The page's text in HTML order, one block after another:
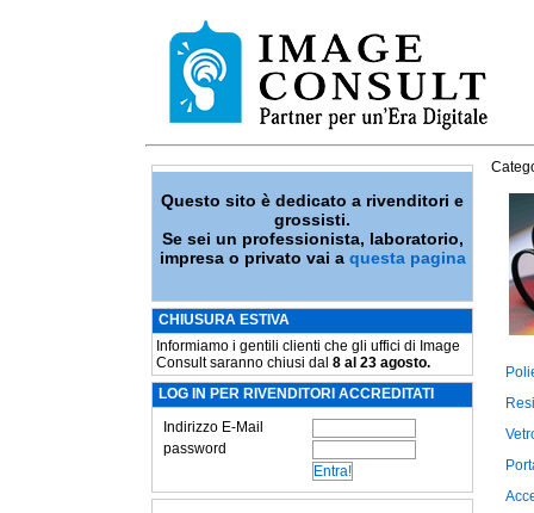
Questo sito è dedicato a rivenditori e
grossisti.
Se sei un professionista, laboratorio,
impresa o privato vai a questa pagina
CHIUSURA ESTIVA
Informiamo i gentili clienti che gli uffici di Image
Consult saranno chiusi dal 8 al 23 agosto.
LOG IN PER RIVENDITORI ACCREDITATI
Indirizzo E-Mail
password